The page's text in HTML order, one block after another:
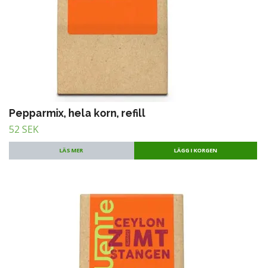
Pepparmix, hela korn, refill
52 SEK
LÄS MER